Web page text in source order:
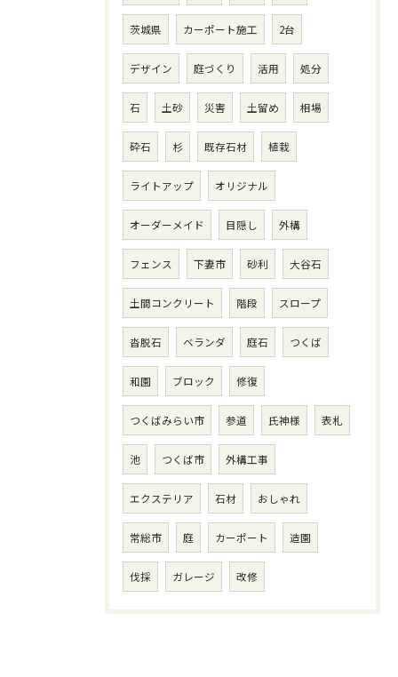
茨城県 カーポート施工 2台
デザイン 庭づくり 活用 処分
石 土砂 災害 土留め 相場
砕石 杉 既存石材 植栽
ライトアップ オリジナル
オーダーメイド 目隠し 外構
フェンス 下妻市 砂利 大谷石
土間コンクリート 階段 スロープ
沓脱石 ベランダ 庭石 つくば
和園 ブロック 修復
つくばみらい市 参道 氏神様 表札
池 つくば市 外構工事
エクステリア 石材 おしゃれ
常総市 庭 カーポート 造園
伐採 ガレージ 改修